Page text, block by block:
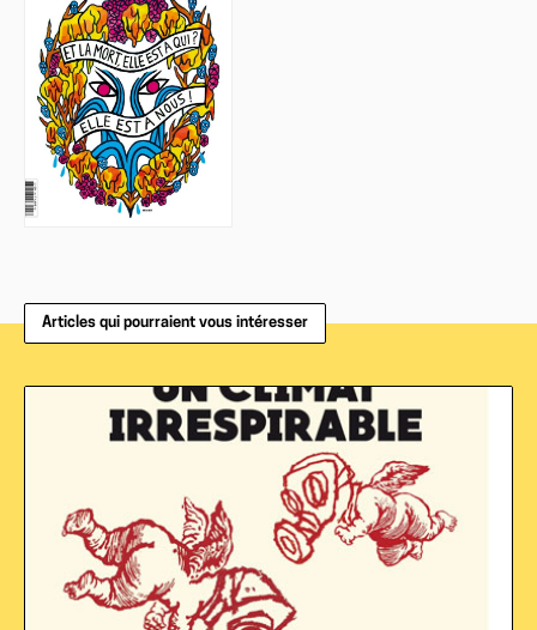
Articles qui pourraient vous intéresser